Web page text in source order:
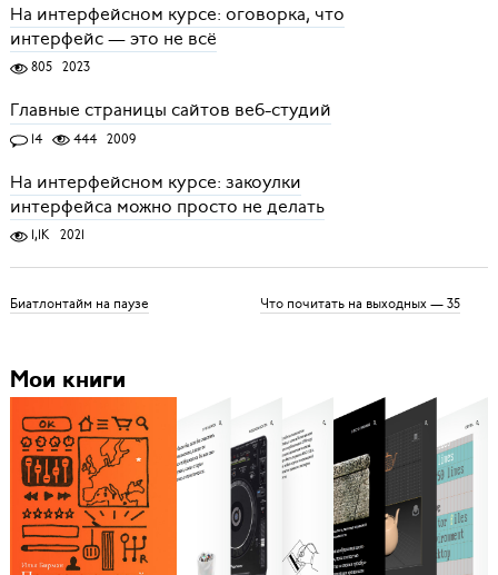
На интерфейсном курсе: оговорка, что
интерфейс — это не всё
805 2023
Главные страницы сайтов веб-студий
14 444 2009
На интерфейсном курсе: закоулки
интерфейса можно просто не делать
1,1K 2021
Биатлонтайм на паузе Что почитать на выходных — 35
Мои книги